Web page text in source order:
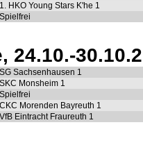
1. HKO Young Stars K'he 1
Spielfrei
24.10.-
SG Sachsenhausen 1
SKC Monsheim 1
Spielfrei
CKC Morenden Bayreuth 1
VfB Eintracht Fraureuth 1